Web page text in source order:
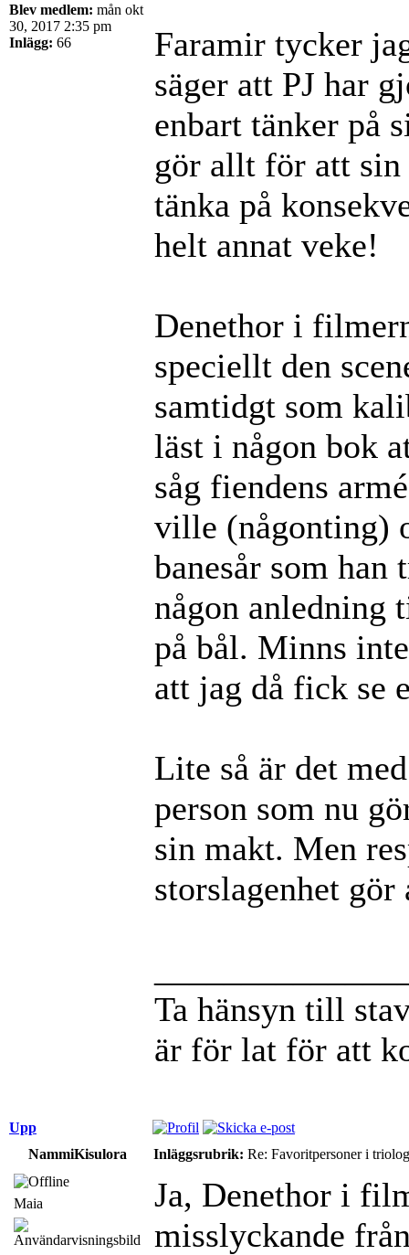
Blev medlem: mån okt
30, 2017 2:35 pm
Inlägg: 66
Faramir tycker
säger att PJ har
enbart tänker på
gör allt för att sin
tänka på
helt annat veke!
Denethor i
speciellt den
samtidgt som
läst i någon bok
såg fiendens
ville (någonting)
banesår som han
någon anledning
på bål. Minns
att jag då fick se
Lite så är det
person som nu
sin makt. Men
storslagenhet
Ta hänsyn till
är för lat för att
Upp
NammiKisulora
Inläggsrubrik: Re: Favoritpersoner i
Maia
Ja, Denethor i
misslyckande